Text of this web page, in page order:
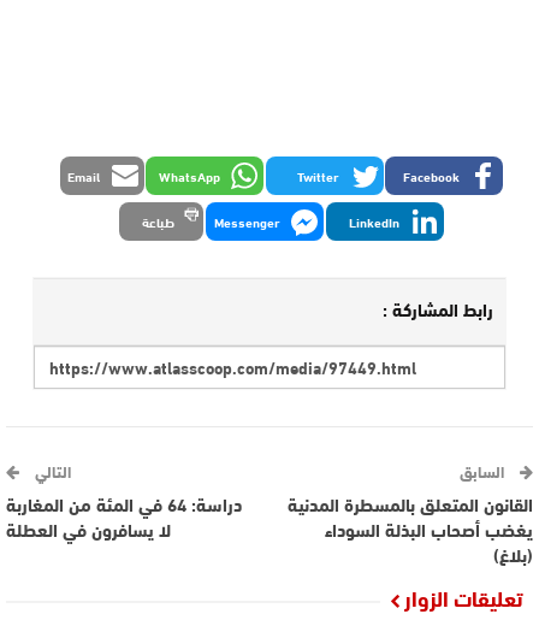
Facebook
Twitter
WhatsApp
Email
LinkedIn
Messenger طباعة
رابط المشاركة :
السابق
القانون المتعلق بالمسطرة المدنية
يغضب أصحاب البذلة السوداء
(بلاغ)
التالي
دراسة: 64 في المئة من المغاربة
لا يسافرون في العطلة
تعليقات الزوار